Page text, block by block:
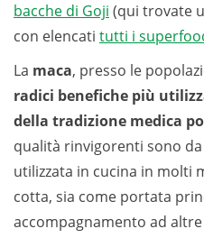
bacche di Goji (qui trovate
con elencati tutti i
La maca, presso le
radici benefiche più
della tradizione medica
qualità rinvigorenti sono da
utilizzata in cucina in molti
cotta, sia come portata
accompagnamento ad